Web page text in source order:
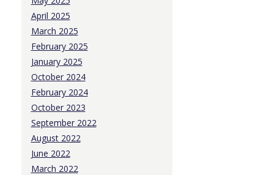
April 2025
March 2025
February 2025
January 2025
October 2024
February 2024
October 2023
September 2022
August 2022
June 2022
March 2022